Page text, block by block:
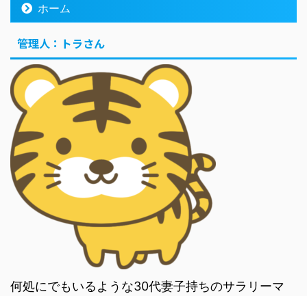
ホーム
管理人：トラさん
何処にでもいるような30代妻子持ちのサラリーマ